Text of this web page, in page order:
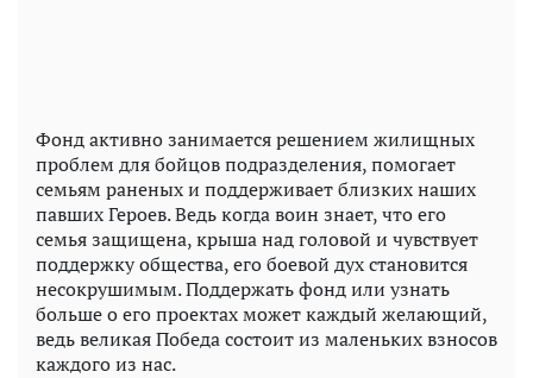
Фонд активно занимается решением жилищных
проблем для бойцов подразделения, помогает
семьям раненых и поддерживает близких наших
павших Героев. Ведь когда воин знает, что его
семья защищена, крыша над головой и чувствует
поддержку общества, его боевой дух становится
несокрушимым. Поддержать фонд или узнать
больше о его проектах может каждый желающий,
ведь великая Победа состоит из маленьких взносов
каждого из нас.